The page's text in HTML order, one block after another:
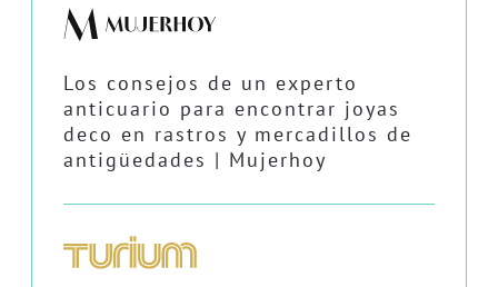
Los consejos de un experto
anticuario para encontrar joyas
deco en rastros y mercadillos de
antigüedades | Mujerhoy